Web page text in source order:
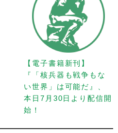
【電子書籍新刊】
『「核兵器も戦争もな
い世界」は可能だ』、
本日7月30日より配信開
始！